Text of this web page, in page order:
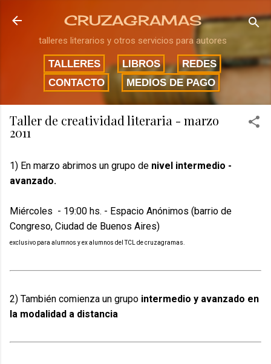
Ir al contenido principal
CRUZAGRAMAS
talleres literarios y otros servicios para autores
TALLERES LIBROS
REDES
CONTACTO
MEDIOS DE PAGO
Taller de creatividad literaria - marzo
2011
1) En marzo abrimos un grupo de nivel intermedio -
avanzado.
Miércoles - 19:00 hs. - Espacio Anónimos (barrio de
Congreso, Ciudad de Buenos Aires)
exclusivo para alumnos y ex alumnos del TCL de cruzagramas.
2) También comienza un grupo intermedio y avanzado en
la modalidad a distancia